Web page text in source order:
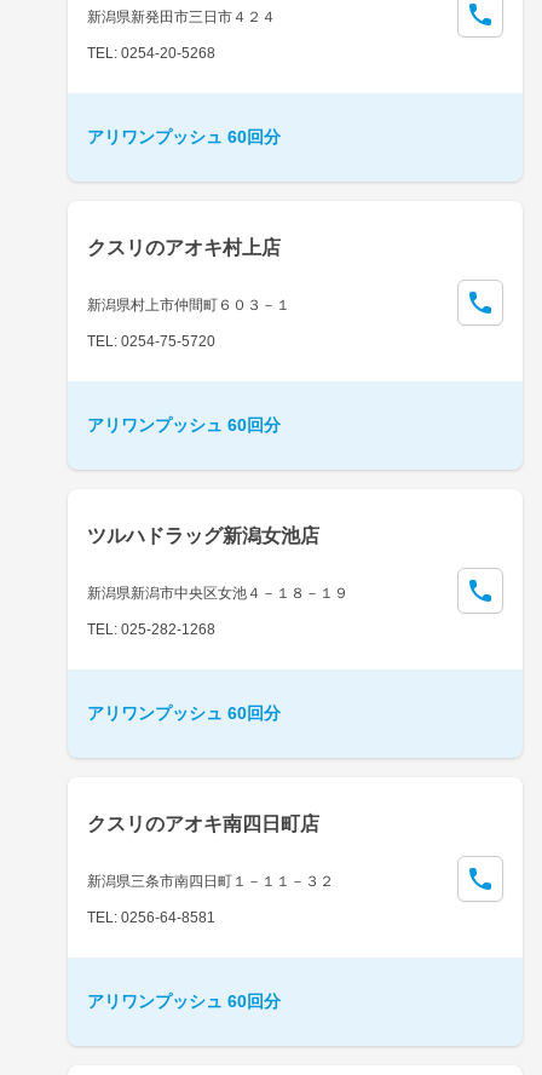
新潟県新発田市三日市４２４
TEL: 0254-20-5268
アリワンプッシュ 60回分
クスリのアオキ村上店
新潟県村上市仲間町６０３－１
TEL: 0254-75-5720
アリワンプッシュ 60回分
ツルハドラッグ新潟女池店
新潟県新潟市中央区女池４－１８－１９
TEL: 025-282-1268
アリワンプッシュ 60回分
クスリのアオキ南四日町店
新潟県三条市南四日町１－１１－３２
TEL: 0256-64-8581
アリワンプッシュ 60回分